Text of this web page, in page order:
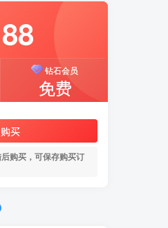
钻石会员
免费
买
购买，可保存购买订